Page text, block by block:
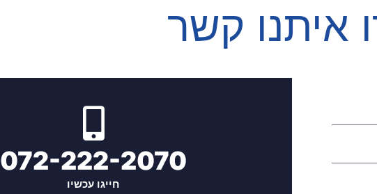
איתנו קשר
072-222-2070
חייגו עכשיו